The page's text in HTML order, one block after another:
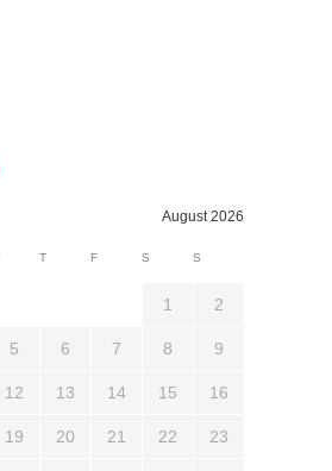
August 2026
T F S S
1 2
5 6 7 8 9
12 13 14 15 16
19 20 21 22 23